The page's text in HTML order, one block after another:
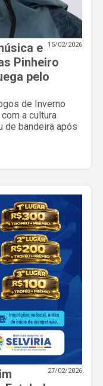
15/02/2026
e
Pinheiro
pelo
de Inverno
a cultura
de bandeira após
27/02/2026